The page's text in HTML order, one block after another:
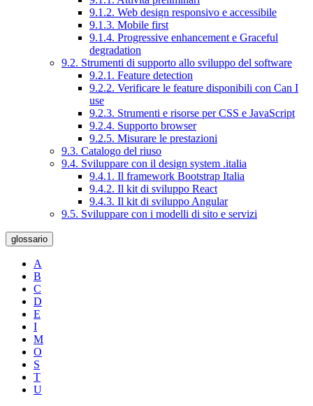
9.1.2. Web design responsivo e accessibile
9.1.3. Mobile first
9.1.4. Progressive enhancement e Graceful
degradation
9.2. Strumenti di supporto allo sviluppo del software
9.2.1. Feature detection
9.2.2. Verificare le feature disponibili con Can I
use
9.2.3. Strumenti e risorse per CSS e JavaScript
9.2.4. Supporto browser
9.2.5. Misurare le prestazioni
9.3. Catalogo del riuso
9.4. Sviluppare con il design system .italia
9.4.1. Il framework Bootstrap Italia
9.4.2. Il kit di sviluppo React
9.4.3. Il kit di sviluppo Angular
9.5. Sviluppare con i modelli di sito e servizi
glossario
A
B
C
D
E
I
M
O
S
T
U